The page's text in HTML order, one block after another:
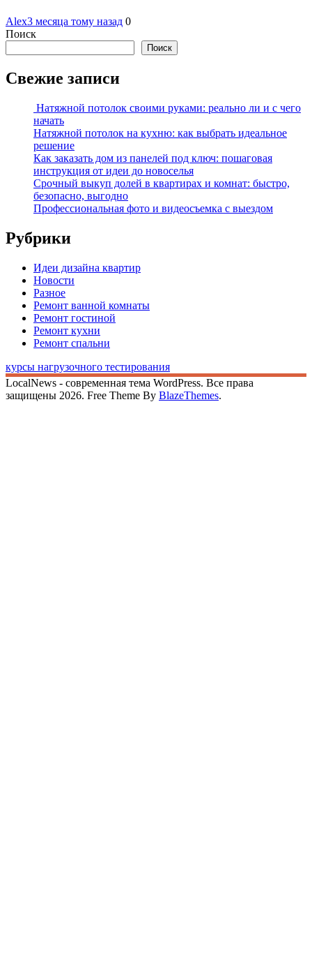
Alex3 месяца тому назад 0
Поиск
Поиск
Свежие записи
Натяжной потолок своими руками: реально ли и с чего
начать
Натяжной потолок на кухню: как выбрать идеальное
решение
Как заказать дом из панелей под ключ: пошаговая
инструкция от идеи до новоселья
Срочный выкуп долей в квартирах и комнат: быстро,
безопасно, выгодно
Профессиональная фото и видеосъемка с выездом
Рубрики
Идеи дизайна квартир
Новости
Разное
Ремонт ванной комнаты
Ремонт гостиной
Ремонт кухни
Ремонт спальни
курсы нагрузочного тестирования
LocalNews - современная тема WordPress. Все права
защищены 2026. Free Theme By BlazeThemes.